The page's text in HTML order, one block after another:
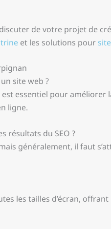
de votre projet de
et les solutions pour
site web ?
est essentiel pour
ligne.
résultats du SEO ?
généralement, il faut
les tailles d’écran,